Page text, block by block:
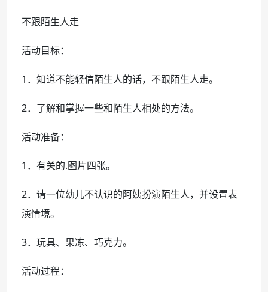
不跟陌生人走
活动目标：
1．知道不能轻信陌生人的话，不跟陌生人走。
2．了解和掌握一些和陌生人相处的方法。
活动准备：
1．有关的.图片四张。
2．请一位幼儿不认识的阿姨扮演陌生人，并设置表
演情境。
3．玩具、果冻、巧克力。
活动过程：